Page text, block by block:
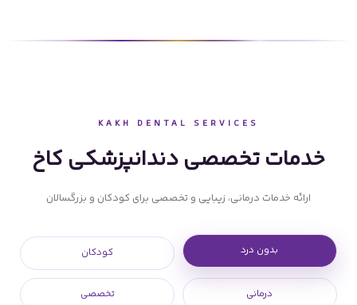
KAKH DENTAL SERVICES
خدمات تخصصی دندانپزشکی کاخ
ارائه خدمات درمانی، زیبایی و تخصصی برای کودکان و بزرگسالان
بدون درد کودکان
درمانی تخصصی